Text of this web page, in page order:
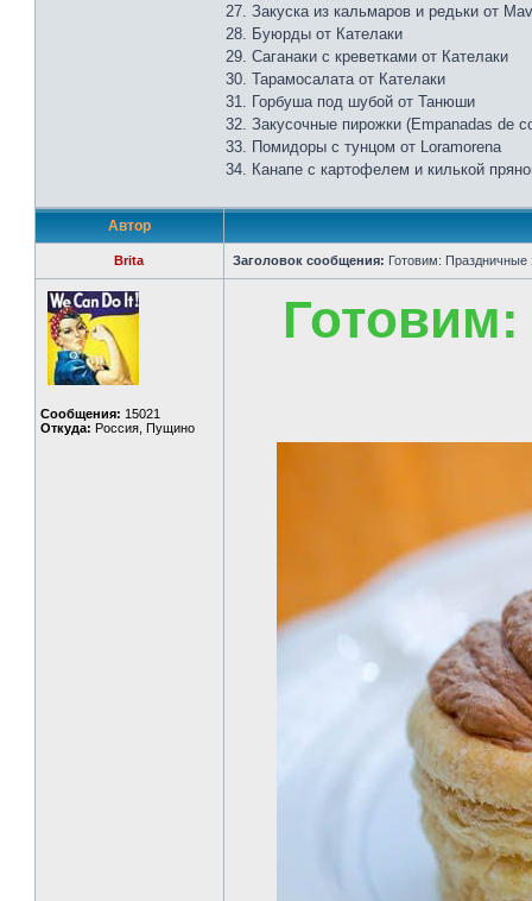
27. Закуска из кальмаров и редьки от
28. Буюрды от Кателаки
29. Саганаки с креветками от Кателаки
30. Тарамосалата от Кателаки
31. Горбуша под шубой от Танюши
32. Закусочные пирожки (Empanadas de
33. Помидоры с тунцом от Loramorena
34. Канапе с картофелем и килькой
Автор
Brita Заголовок сообщения: Готовим: Праздничные
Сообщения: 15021
Откуда: Россия, Пущино